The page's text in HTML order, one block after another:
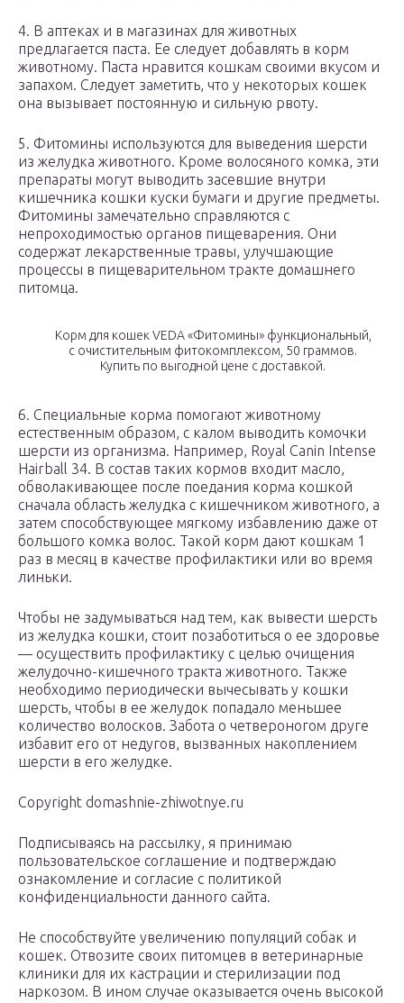
4. В аптеках и в магазинах для животных
предлагается паста. Ее следует добавлять в корм
животному. Паста нравится кошкам своими вкусом и
запахом. Следует заметить, что у некоторых кошек
она вызывает постоянную и сильную рвоту.
5. Фитомины используются для выведения шерсти
из желудка животного. Кроме волосяного комка, эти
препараты могут выводить засевшие внутри
кишечника кошки куски бумаги и другие предметы.
Фитомины замечательно справляются с
непроходимостью органов пищеварения. Они
содержат лекарственные травы, улучшающие
процессы в пищеварительном тракте домашнего
питомца.
Корм для кошек VEDA «Фитомины» функциональный,
с очистительным фитокомплексом, 50 граммов.
Купить по выгодной цене с доставкой.
6. Специальные корма помогают животному
естественным образом, с калом выводить комочки
шерсти из организма. Например, Royal Canin Intense
Hairball 34. В состав таких кормов входит масло,
обволакивающее после поедания корма кошкой
сначала область желудка с кишечником животного, а
затем способствующее мягкому избавлению даже от
большого комка волос. Такой корм дают кошкам 1
раз в месяц в качестве профилактики или во время
линьки.
Чтобы не задумываться над тем, как вывести шерсть
из желудка кошки, стоит позаботиться о ее здоровье
— осуществить профилактику с целью очищения
желудочно-кишечного тракта животного. Также
необходимо периодически вычесывать у кошки
шерсть, чтобы в ее желудок попадало меньшее
количество волосков. Забота о четвероногом друге
избавит его от недугов, вызванных накоплением
шерсти в его желудке.
Copyright domashnie-zhiwotnye.ru
Подписываясь на рассылку, я принимаю
пользовательское соглашение и подтверждаю
ознакомление и согласие с политикой
конфиденциальности данного сайта.
Не способствуйте увеличению популяций собак и
кошек. Отвозите своих питомцев в ветеринарные
клиники для их кастрации и стерилизации под
наркозом. В ином случае оказывается очень высокой